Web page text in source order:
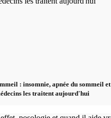
: insomnie, apnée du sommeil et
les traitent aujourd'hui